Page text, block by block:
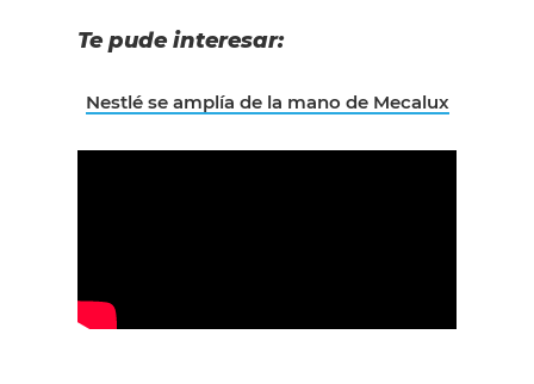
Te pude interesar:
Nestlé se amplía de la mano de Mecalux